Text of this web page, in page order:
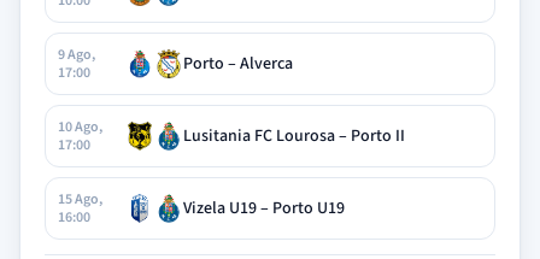
9 Ago,
17:00
Porto – Alverca
10 Ago,
17:00
Lusitania FC Lourosa – Porto II
15 Ago,
16:00
Vizela U19 – Porto U19